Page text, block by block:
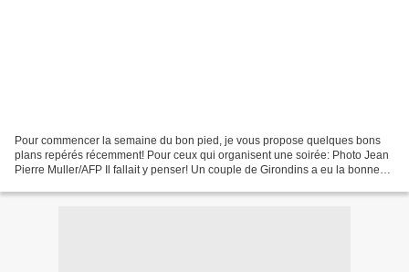
Pour commencer la semaine du bon pied, je vous propose quelques bons
plans repérés récemment! Pour ceux qui organisent une soirée: Photo Jean
Pierre Muller/AFP Il fallait y penser! Un couple de Girondins a eu la bonne